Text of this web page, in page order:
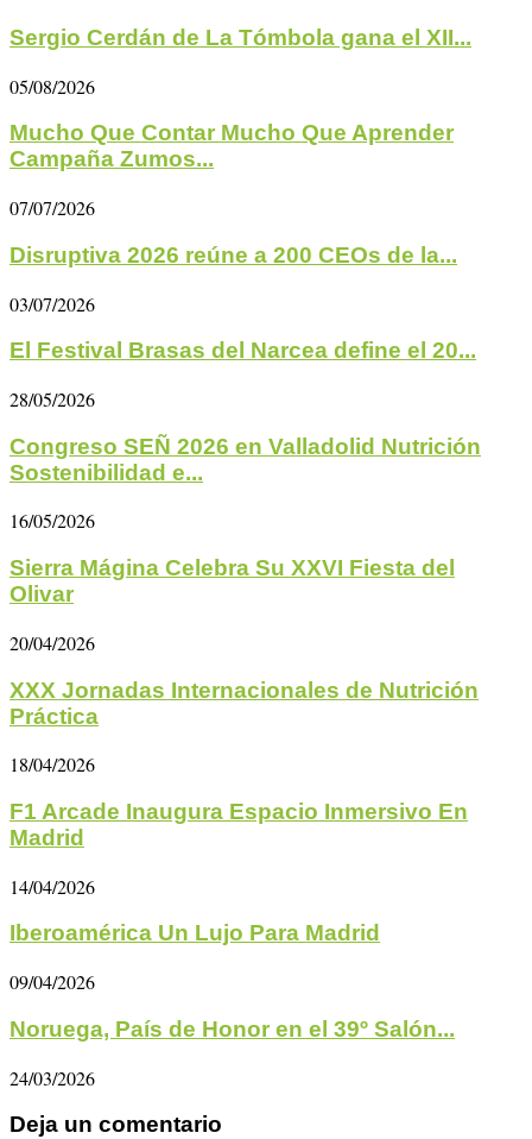
Sergio Cerdán de La Tómbola gana el XII...
05/08/2026
Mucho Que Contar Mucho Que Aprender
Campaña Zumos...
07/07/2026
Disruptiva 2026 reúne a 200 CEOs de la...
03/07/2026
El Festival Brasas del Narcea define el 20...
28/05/2026
Congreso SEÑ 2026 en Valladolid Nutrición
Sostenibilidad e...
16/05/2026
Sierra Mágina Celebra Su XXVI Fiesta del
Olivar
20/04/2026
XXX Jornadas Internacionales de Nutrición
Práctica
18/04/2026
F1 Arcade Inaugura Espacio Inmersivo En
Madrid
14/04/2026
Iberoamérica Un Lujo Para Madrid
09/04/2026
Noruega, País de Honor en el 39º Salón...
24/03/2026
Deja un comentario